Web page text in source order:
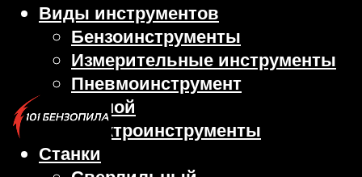
Виды инструментов
Бензоинструменты
Измерительные инструменты
Пневмоинструмент
Ручной
Электроинструменты
Станки